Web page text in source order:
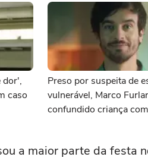
dor',
caso
Preso por suspeita de
vulnerável, Marco
confundido criança com
a maior parte da festa